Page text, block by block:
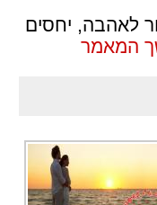
לאהבה, יחסים
המאמר